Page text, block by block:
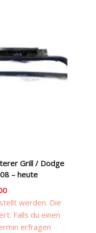
Grill / Dodge
– heute
werden. Die
Falls du einen
erfragen